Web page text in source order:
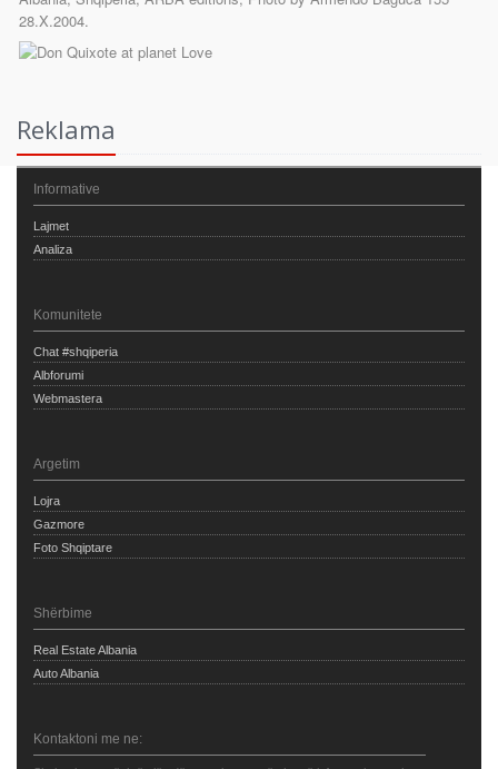
Reklama
Informative
Lajmet
Analiza
Komunitete
Chat #shqiperia
Albforumi
Webmastera
Argetim
Lojra
Gazmore
Foto Shqiptare
Shërbime
Real Estate Albania
Auto Albania
Kontaktoni me ne: